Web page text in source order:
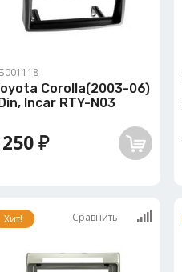
Corolla(2003-06)
Incar RTY-N03
₽
Хит! Сравнить